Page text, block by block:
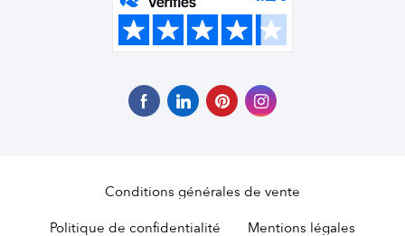
Conditions générales de vente
Politique de confidentialité Mentions légales